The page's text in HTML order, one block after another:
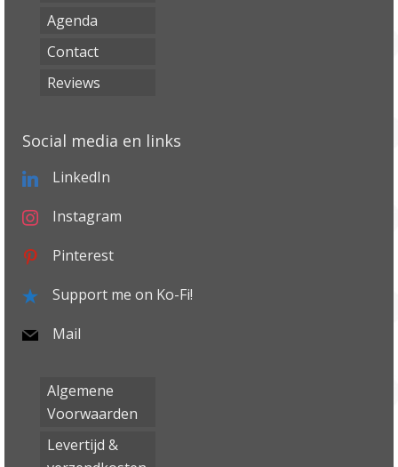
Agenda
Contact
Reviews
Social media en links
LinkedIn
Instagram
Pinterest
Support me on Ko-Fi!
Mail
Algemene
Voorwaarden
Levertijd &